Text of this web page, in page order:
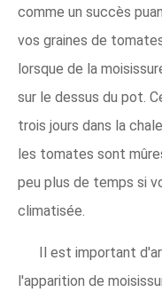
comme un succès
vos graines de
lorsque de la
sur le dessus du pot.
trois jours dans la
les tomates sont
peu plus de temps si
climatisée.
Il est important
l'apparition de